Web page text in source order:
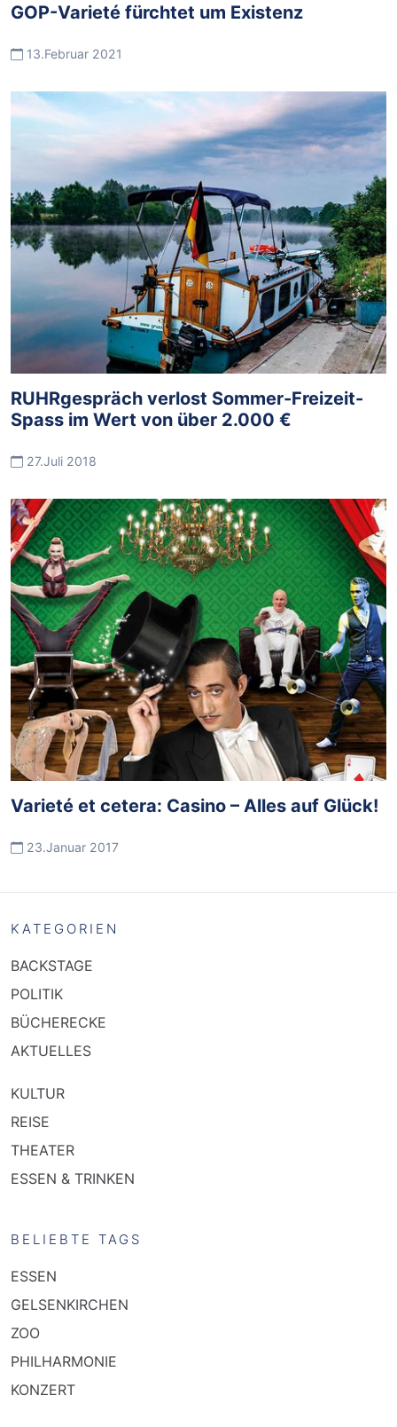
GOP-Varieté fürchtet um Existenz
13.Februar 2021
RUHRgespräch verlost Sommer-Freizeit-
Spass im Wert von über 2.000 €
27.Juli 2018
Varieté et cetera: Casino – Alles auf Glück!
23.Januar 2017
KATEGORIEN
BACKSTAGE
POLITIK
BÜCHERECKE
AKTUELLES
KULTUR
REISE
THEATER
ESSEN & TRINKEN
BELIEBTE TAGS
ESSEN
GELSENKIRCHEN
ZOO
PHILHARMONIE
KONZERT